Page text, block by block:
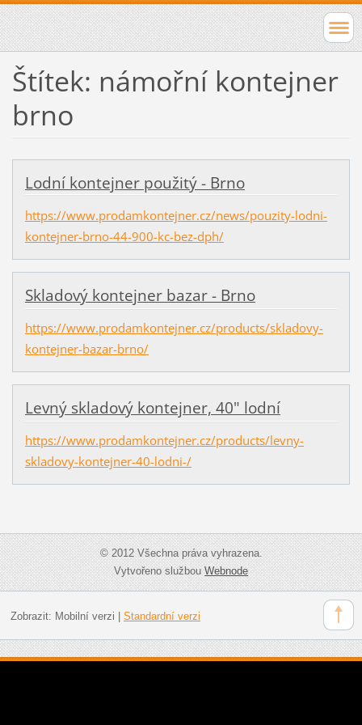
Štítek: námořní kontejner
brno
Lodní kontejner použitý - Brno
https://www.prodamkontejner.cz/news/pouzity-lodni-
kontejner-brno-44-900-kc-bez-dph/
Skladový kontejner bazar - Brno
https://www.prodamkontejner.cz/products/skladovy-
kontejner-bazar-brno/
Levný skladový kontejner, 40" lodní
https://www.prodamkontejner.cz/products/levny-
skladovy-kontejner-40-lodni-/
© 2012 Všechna práva vyhrazena.
Vytvořeno službouWebnode
Zobrazit: Mobilní verzi | Standardní verzi